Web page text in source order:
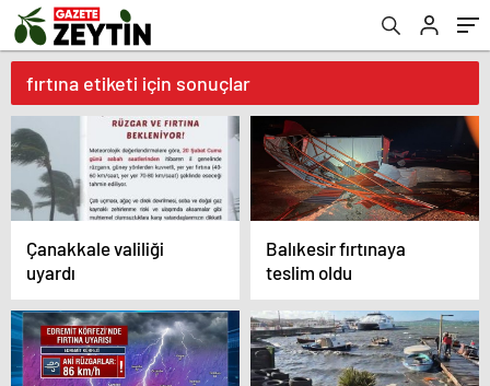
fırtına etiketi için sonuçlar
Çanakkale valiliği
uyardı
Balıkesir fırtınaya
teslim oldu